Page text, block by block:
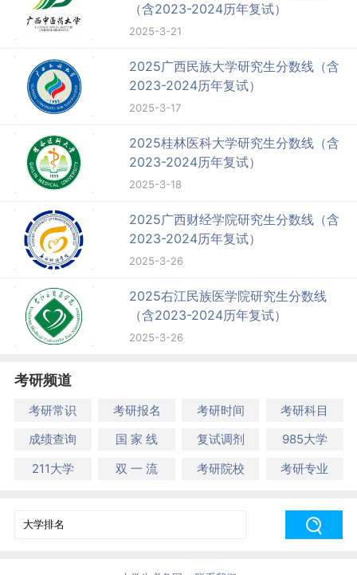
（含2023-2024历年复试）
2025-3-21
2025广西民族大学研究生分数线（含
2023-2024历年复试）
2025-3-17
2025桂林医科大学研究生分数线（含
2023-2024历年复试）
2025-3-18
2025广西财经学院研究生分数线（含
2023-2024历年复试）
2025-3-26
2025右江民族医学院研究生分数线
（含2023-2024历年复试）
2025-3-26
考研频道
考研常识 考研报名 考研时间
考研科目
成绩查询
国 家 线 复试调剂
985大学
211大学
双 一 流 考研院校 考研专业